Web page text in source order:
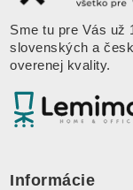
Sme tu pre Vás už
slovenských a
overenej kvality.
Informácie